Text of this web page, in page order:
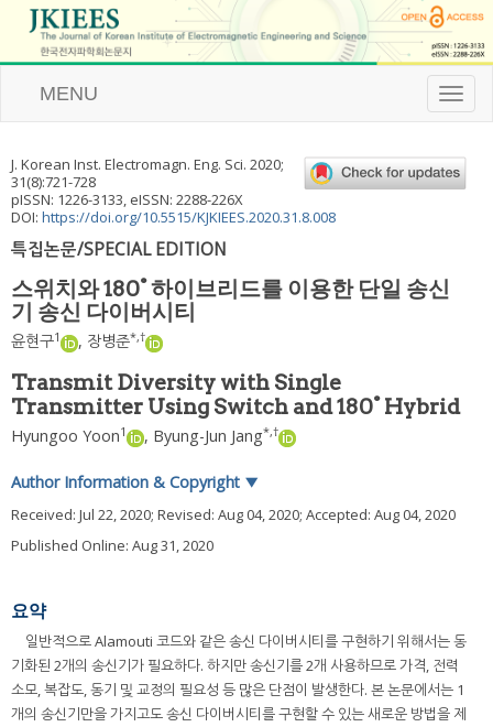
T
o
l
e
MENU
J. Korean Inst. Electromagn. Eng. Sci. 2020;
31(8):721-728
pISSN: 1226-3133, eISSN: 2288-226X
DOI: https://doi.org/10.5515/KJKIEES.2020.31.8.008
특집논문/SPECIAL EDITION
스위치와 180° 하이브리드를 이용한 단일 송신
기 송신 다이버시티
윤현구1 , 장병준*,†
Transmit Diversity with Single
Transmitter Using Switch and 180° Hybrid
Hyungoo Yoon1 , Byung-Jun Jang*,†
Author Information & Copyright ▼
Received: Jul 22, 2020; Revised: Aug 04, 2020; Accepted: Aug 04, 2020
Published Online: Aug 31, 2020
요약
일반적으로 Alamouti 코드와 같은 송신 다이버시티를 구현하기 위해서는 동
기화된 2개의 송신기가 필요하다. 하지만 송신기를 2개 사용하므로 가격, 전력
소모, 복잡도, 동기 및 교정의 필요성 등 많은 단점이 발생한다. 본 논문에서는 1
개의 송신기만을 가지고도 송신 다이버시티를 구현할 수 있는 새로운 방법을 제